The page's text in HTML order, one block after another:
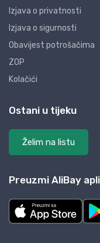
Izjava o privatnosti
Izjava o sigurnosti
Obavijest potrošačima
ZOP
Kolačići
Ostani u tijeku
Želim na listu
Preuzmi AliBay